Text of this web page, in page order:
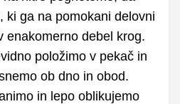
ki ga na pomokani delovni
enakomerno debel krog.
položimo v pekač in
ob dno in obod.
in lepo oblikujemo